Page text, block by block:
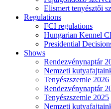
Elismert tenyésztői
Regulations
FCI regulations
Hungarian Kennel
Presidential
Shows
Rendezvénynaptár
Nemzeti
Tenyészszemle 2026
Rendezvénynaptár
Tenyészszemle 2025
Nemzeti